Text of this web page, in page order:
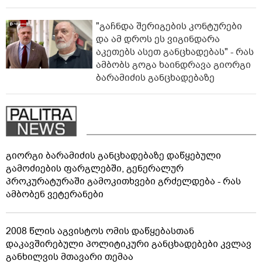
"გაჩნდა შერიგების კონტურები
და ამ დროს ეს ვიგინდარა
აკეთებს ასეთ განცხადებას" - რას
ამბობს გოგა ხაინდრავა გიორგი
ბარამიძის განცხადებაზე
გიორგი ბარამიძის განცხადებაზე დაწყებული
გამოძიების ფარგლებში, გენერალურ
პროკურატურაში გამოკითხვები გრძელდება - რას
ამბობენ ვეტერანები
2008 წლის აგვისტოს ომის დაწყებასთან
დაკავშირებული პოლიტიკური განცხადებები კვლავ
განხილვის მთავარი თემაა